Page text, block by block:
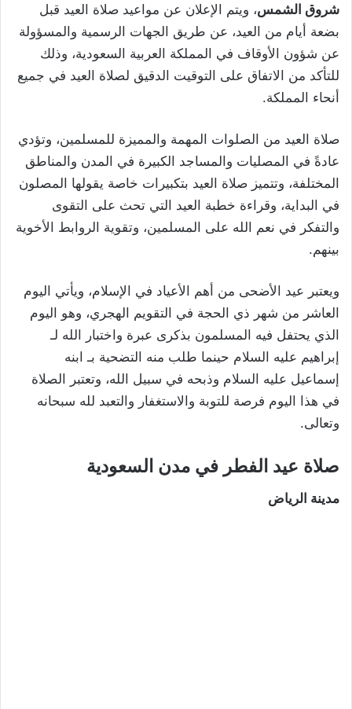
شروق الشمس، ويتم الإعلان عن مواعيد صلاة العيد قبل
بضعة أيام من العيد، عن طريق الجهات الرسمية والمسؤولة
عن شؤون الأوقاف في المملكة العربية السعودية، وذلك
للتأكد من الاتفاق على التوقيت الدقيق لصلاة العيد في جميع
أنحاء المملكة.
صلاة العيد من الصلوات المهمة والمميزة للمسلمين، وتؤدي
عادةً في المصليات والمساجد الكبيرة في المدن والمناطق
المختلفة، وتتميز صلاة العيد بتكبيرات خاصة يقولها المصلون
في البداية، وقراءة خطبة العيد التي تحث على التقوى
والتفكر في نعم الله على المسلمين، وتقوية الروابط الأخوية
بينهم.
ويعتبر عيد الأضحى من أهم الأعياد في الإسلام، ويأتي اليوم
العاشر من شهر ذي الحجة في التقويم الهجري، وهو اليوم
الذي يحتفل فيه المسلمون بذكرى عبرة واختبار الله لـ
إبراهيم عليه السلام حينما طلب منه التضحية بـ ابنه
إسماعيل عليه السلام وذبحه في سبيل الله، وتعتبر الصلاة
في هذا اليوم فرصة للتوبة والاستغفار والتعبد لله سبحانه
وتعالى.
صلاة عيد الفطر في مدن السعودية
مدينة الرياض